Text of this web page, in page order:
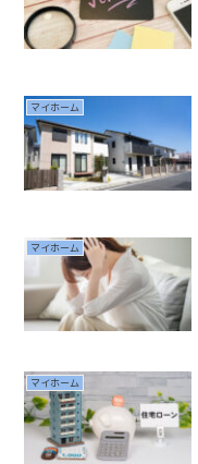
マイホーム
マイホーム
マイホーム